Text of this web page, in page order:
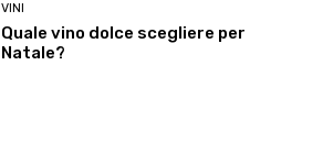
VINI
Quale vino dolce scegliere per
Natale?